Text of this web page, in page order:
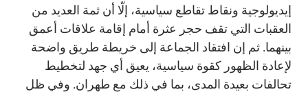
إيديولوجية ونقاط تقاطع سياسية، إلّا أن ثمة العديد من
العقبات التي تقف حجر عثرة أمام إقامة علاقات أعمق
بينهما. ثم إن افتقاد الجماعة إلى خريطة طريق واضحة
لإعادة الظهور كقوة سياسية، يعيق أي جهد لتخطيط
تحالفات بعيدة المدى، بما في ذلك مع طهران. وفي ظل